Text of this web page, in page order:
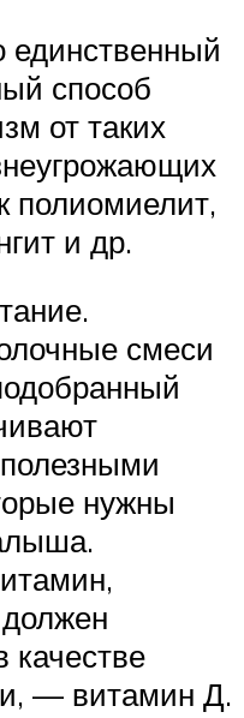
единственный
способ
от таких
полиомиелит,
и др.
смеси
нужны
качестве
— витамин Д.